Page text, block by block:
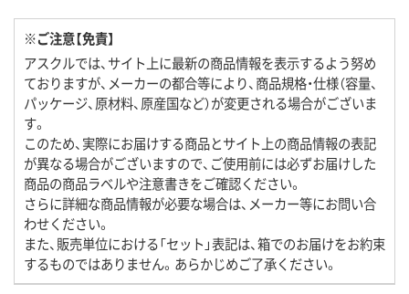
※ご注意【免責】
アスクルでは、サイト上に最新の商品情報を表示するよう努め
ておりますが、メーカーの都合等により、商品規格・仕様（容量、
パッケージ、原材料、原産国など）が変更される場合がございま
す。
このため、実際にお届けする商品とサイト上の商品情報の表記
が異なる場合がございますので、ご使用前には必ずお届けした
商品の商品ラベルや注意書きをご確認ください。
さらに詳細な商品情報が必要な場合は、メーカー等にお問い合
わせください。
また、販売単位における「セット」表記は、箱でのお届けをお約束
するものではありません。あらかじめご了承ください。